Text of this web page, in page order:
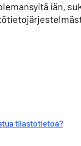
iän,
tilastotietoa?